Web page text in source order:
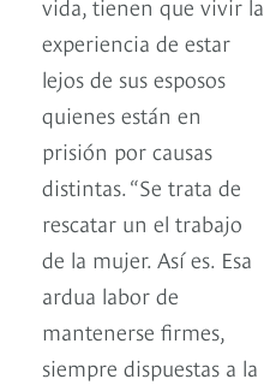
experiencia de estar
lejos de sus esposos
quienes están en
prisión por causas
distintas. “Se trata de
rescatar un el trabajo
de la mujer. Así es. Esa
ardua labor de
mantenerse firmes,
siempre dispuestas a la